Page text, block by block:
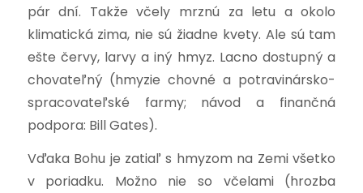
pár dní. Takže včely mrznú za letu a okolo
klimatická zima, nie sú žiadne kvety. Ale sú tam
ešte červy, larvy a iný hmyz. Lacno dostupný a
chovateľný (hmyzie chovné a potravinársko-
spracovateľské farmy; návod a finančná
podpora: Bill Gates).
Vďaka Bohu je zatiaľ s hmyzom na Zemi všetko
v poriadku. Možno nie so včelami (hrozba